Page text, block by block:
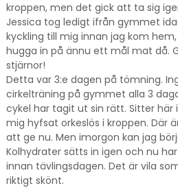
kroppen, men det gick att ta sig
Jessica tog ledigt ifrån gymmet
kyckling till mig innan jag kom
hugga in på ännu ett mål mat då.
stjärnor!
Detta var 3:e dagen på tömning.
cirkelträning på gymmet alla 3
cykel har tagit ut sin rätt. Sitter
mig hyfsat orkeslös i kroppen. Där
att ge nu. Men imorgon kan jag
Kolhydrater sätts in igen och nu
innan tävlingsdagen. Det är vila
riktigt skönt.